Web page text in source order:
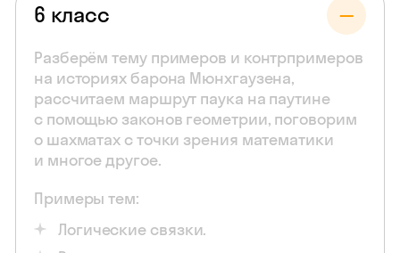
6 класс
Разберём тему примеров и контрпримеров
на историях барона Мюнхгаузена,
рассчитаем маршрут паука на паутине
с помощью законов геометрии, поговорим
о шахматах с точки зрения математики
и многое другое.
Примеры тем:
Логические связки.